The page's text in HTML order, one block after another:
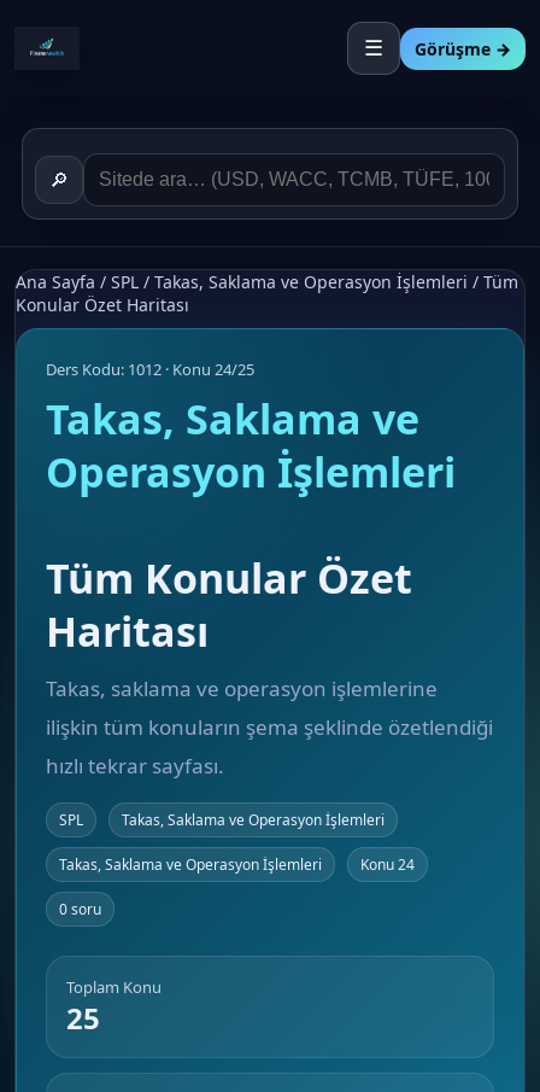
☰ Görüşme →
🔎
Ana Sayfa / SPL / Takas, Saklama ve Operasyon İşlemleri / Tüm
Konular Özet Haritası
Ders Kodu: 1012 · Konu 24/25
Takas, Saklama ve
Operasyon İşlemleri
Tüm Konular Özet
Haritası
Takas, saklama ve operasyon işlemlerine
ilişkin tüm konuların şema şeklinde özetlendiği
hızlı tekrar sayfası.
SPL Takas, Saklama ve Operasyon İşlemleri
Takas, Saklama ve Operasyon İşlemleri Konu 24
0 soru
Toplam Konu
25